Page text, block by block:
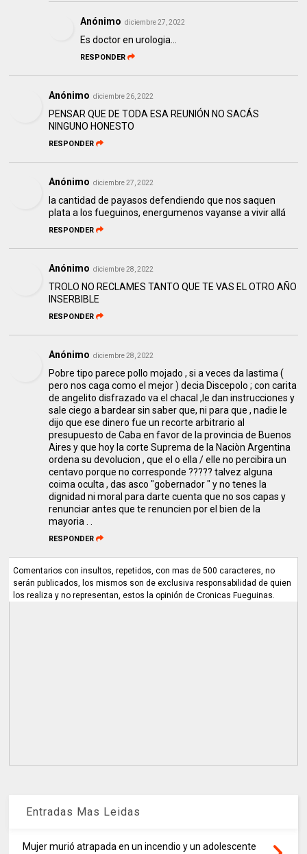
Anónimo diciembre 27, 2022
Es doctor en urologia...
RESPONDER
Anónimo diciembre 26, 2022
PENSAR QUE DE TODA ESA REUNIÓN NO SACÁS
NINGUNO HONESTO
RESPONDER
Anónimo diciembre 27, 2022
la cantidad de payasos defendiendo que nos saquen
plata a los fueguinos, energumenos vayanse a vivir allá
RESPONDER
Anónimo diciembre 28, 2022
TROLO NO RECLAMES TANTO QUE TE VAS EL OTRO AÑO
INSERBIBLE
RESPONDER
Anónimo diciembre 28, 2022
Pobre tipo parece pollo mojado , si a veces da lastima (
pero nos caga como el mejor ) decia Discepolo ; con carita
de angelito disfrazado va el chacal ,le dan instrucciones y
sale ciego a bardear sin saber que, ni para que , nadie le
dijo que ese dinero fue un recorte arbitrario al
presupuesto de Caba en favor de la provincia de Buenos
Aires y que hoy la corte Suprema de la Naciòn Argentina
ordena su devolucion , que el o ella / elle no percibira un
centavo porque no corresponde ????? talvez alguna
coima oculta , das asco "gobernador " y no tenes la
dignidad ni moral para darte cuenta que no sos capas y
renunciar antes que te renuncien por el bien de la
mayoria . .
RESPONDER
Comentarios con insultos, repetidos, con mas de 500 caracteres, no
serán publicados, los mismos son de exclusiva responsabilidad de quien
los realiza y no representan, estos la opinión de Cronicas Fueguinas.
Entradas Mas Leidas
Mujer murió atrapada en un incendio y un adolescente